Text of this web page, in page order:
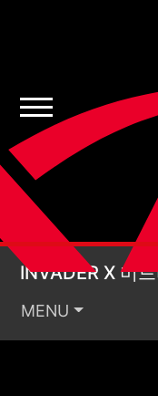
INVADER X 미
MENU